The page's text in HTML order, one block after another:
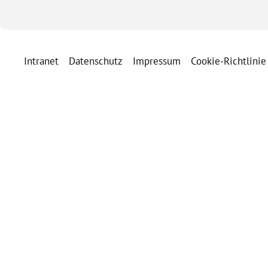
Intranet Datenschutz Impressum Cookie-Richtlinie